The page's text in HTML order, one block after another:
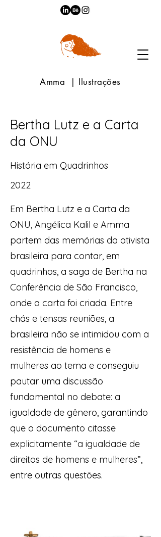
Amma | Ilustrações
Bertha Lutz e a Carta
da ONU
História em Quadrinhos
2022
Em Bertha Lutz e a Carta da
ONU, Angélica Kalil e Amma
partem das memórias da ativista
brasileira para contar, em
quadrinhos, a saga de Bertha na
Conferência de São Francisco,
onde a carta foi criada. Entre
chás e tensas reuniões, a
brasileira não se intimidou com a
resistência de homens e
mulheres ao tema e conseguiu
pautar uma discussão
fundamental no debate: a
igualdade de gênero, garantindo
que o documento citasse
explicitamente “a igualdade de
direitos de homens e mulheres”,
entre outras questões.